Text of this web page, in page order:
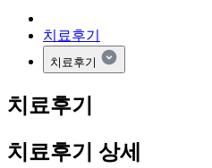
치료후기
치료후기
치료후기
치료후기 상세